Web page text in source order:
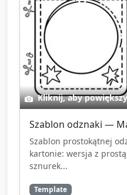
które widział
chciała pokazać
Zakończenie rytuału:
„Jesteśmy
Zbieranie
pomocy w
(krótkie polecenie:
Kliknij, aby
Szablon odznaki —
Szablon prostokątnej
kartonie: wersja z
sznurek...
Template